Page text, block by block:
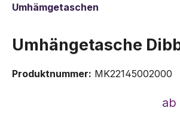
Umhämgetaschen
Umhängetasche
Produktnummer: MK22145002000
ab